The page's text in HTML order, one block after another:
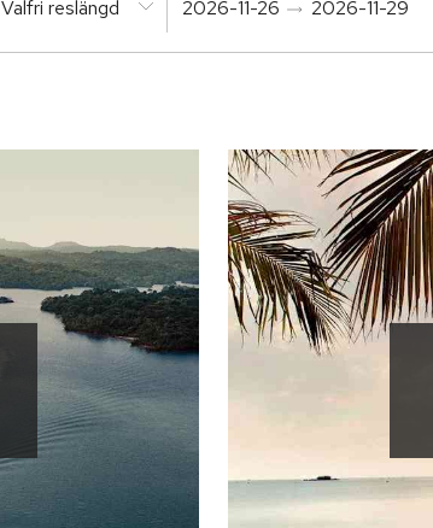
Valfri reslängd 2026-11-26 2026-11-29